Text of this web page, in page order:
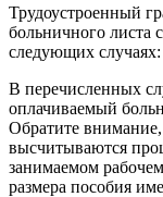
Трудоустроенный
больничного листа
следующих случаях:
В перечисленных
оплачиваемый
Обратите внимание,
высчитываются
занимаемом
размера пособия